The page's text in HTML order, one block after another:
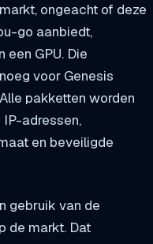
ongeacht of deze
go aanbiedt,
GPU. Die
voor Genesis
pakketten worden
adressen,
en beveiligde
gebruik van de
de markt. Dat